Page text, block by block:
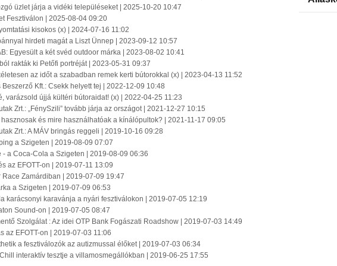
üzlet járja a vidéki településeket | 2025-10-20 10:47
Fesztiválon | 2025-08-04 09:20
kisokos (x) | 2024-07-16 11:02
hirdeti magát a Liszt Ünnep | 2023-09-12 10:57
Egyesült a két svéd outdoor márka | 2023-08-02 10:41
rakták ki Petőfi portréját | 2023-05-31 09:37
az időt a szabadban remek kerti bútorokkal (x) | 2023-04-13 11:52
Kft.: Csekk helyett tej | 2022-12-09 10:48
varázsold újjá kültéri bútoraidat! (x) | 2022-04-25 11:23
Zrt.: „FénySzili” tovább járja az országot | 2021-12-27 10:15
és mire használhatóak a kínálópultok? | 2021-11-17 09:05
Zrt.: A MÁV bringás reggeli | 2019-10-16 09:28
a Szigeten | 2019-08-09 07:07
a Coca-Cola a Szigeten | 2019-08-09 06:36
az EFOTT-on | 2019-07-11 13:09
Race Zamárdiban | 2019-07-09 19:47
a Szigeten | 2019-07-09 06:53
karácsonyi karavánja a nyári fesztiválokon | 2019-07-05 12:19
Sound-on | 2019-07-05 08:47
Szolgálat : Az idei OTP Bank Fogászati Roadshow | 2019-07-03 14:49
az EFOTT-on | 2019-07-03 11:06
a fesztiválozók az autizmussal élőket | 2019-07-03 06:34
interaktív tesztje a villamosmegállókban | 2019-06-25 17:55